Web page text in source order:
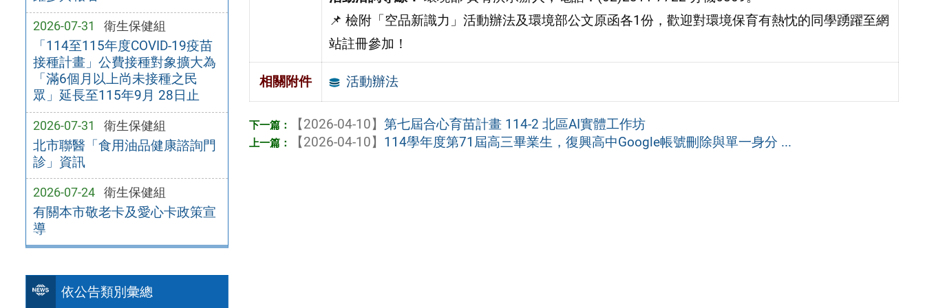
2026-07-31 衛生保健組
「114至115年度COVID-19疫苗
接種計畫」公費接種對象擴大為
「滿6個月以上尚未接種之民
眾」延長至115年9月 28日止
2026-07-31 衛生保健組
北市聯醫「食用油品健康諮詢門
診」資訊
2026-07-24 衛生保健組
有關本市敬老卡及愛心卡政策宣
導
依公告類別彙總
📌 檢附「空品新識力」活動辦法及環境部公文原函各1份，歡迎對環境保育有熱忱的同學踴躍至網
站註冊參加！
相關附件 活動辦法
【2026-04-10】第七屆合心育苗計畫 114-2 北區AI實體工作坊
【2026-04-10】 114學年度第71屆高三畢業生，復興高中Google帳號刪除與單一身分 ...